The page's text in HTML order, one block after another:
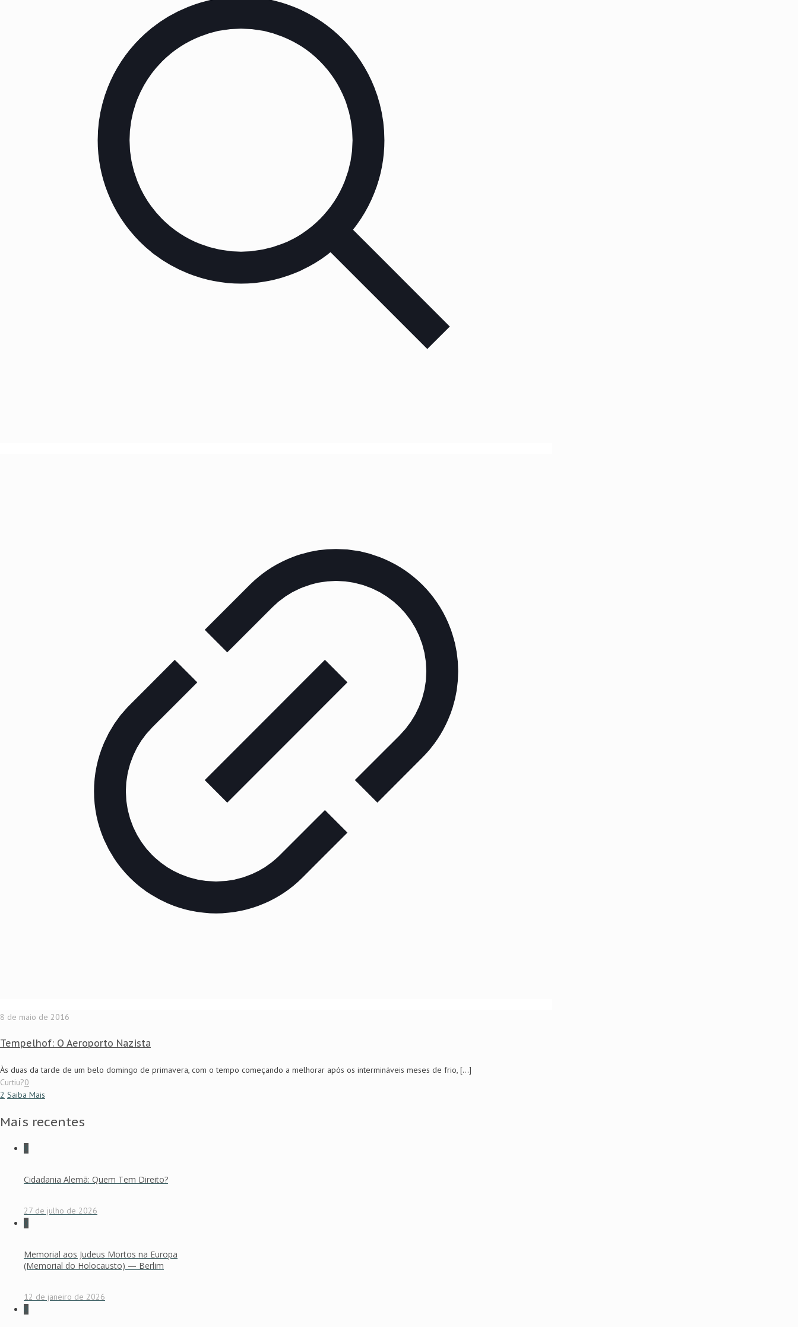
8 de maio de 2016
Tempelhof: O Aeroporto Nazista
Às duas da tarde de um belo domingo de primavera, com o tempo começando a melhorar após os intermináveis meses de frio, […]
Curtiu?0
2 Saiba Mais
Mais recentes
Cidadania Alemã: Quem Tem Direito?
27 de julho de 2026
Memorial aos Judeus Mortos na Europa
(Memorial do Holocausto) — Berlim
12 de janeiro de 2026